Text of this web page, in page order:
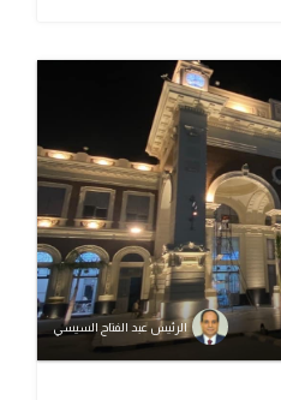
الرئيس عبد الفتاح السيسي